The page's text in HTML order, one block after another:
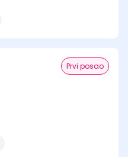
Prvi posao